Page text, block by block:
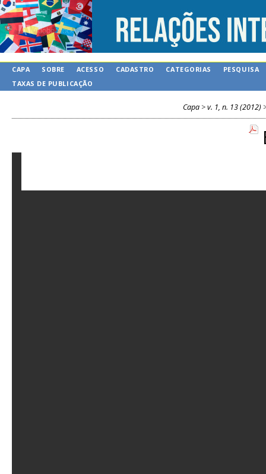
CAPA SOBRE ACESSO CADASTRO CATEGORIAS
PESQUISA
TAXAS DE PUBLICAÇÃO
Capa>v. 1, n. 13 (2012)